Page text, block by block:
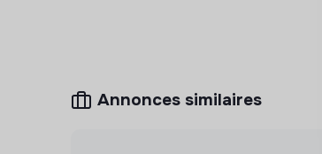
, en lien avec la
Annonces similaires